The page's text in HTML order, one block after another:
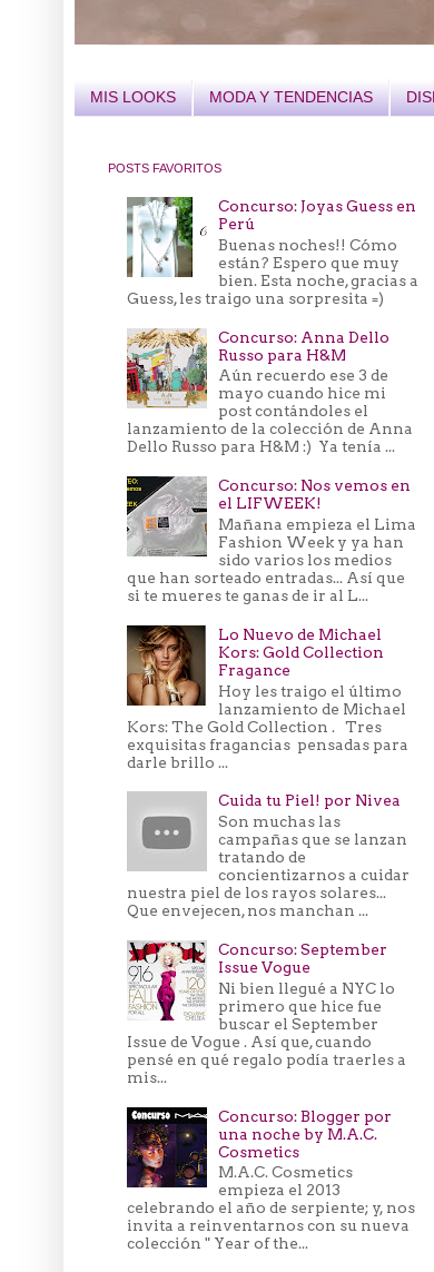
MIS LOOKS MODA Y TENDENCIAS
POSTS FAVORITOS
Concurso: Joyas Guess en
Perú
Buenas noches!! Cómo
están? Espero que muy
bien. Esta noche, gracias a
Guess, les traigo una sorpresita =)
Concurso: Anna Dello
Russo para H&M
Aún recuerdo ese 3 de
mayo cuando hice mi
post contándoles el
lanzamiento de la colección de Anna
Dello Russo para H&M :) Ya tenía ...
Concurso: Nos vemos en
el LIFWEEK!
Mañana empieza el Lima
Fashion Week y ya han
sido varios los medios
que han sorteado entradas... Así que
si te mueres te ganas de ir al L...
Lo Nuevo de Michael
Kors: Gold Collection
Fragance
Hoy les traigo el último
lanzamiento de Michael
Kors: The Gold Collection . Tres
exquisitas fragancias pensadas para
darle brillo ...
Cuida tu Piel! por Nivea
Son muchas las
campañas que se lanzan
tratando de
concientizarnos a cuidar
nuestra piel de los rayos solares...
Que envejecen, nos manchan ...
Concurso: September
Issue Vogue
Ni bien llegué a NYC lo
primero que hice fue
buscar el September
Issue de Vogue . Así que, cuando
pensé en qué regalo podía traerles a
mis...
Concurso: Blogger por
una noche by M.A.C.
Cosmetics
M.A.C. Cosmetics
empieza el 2013
celebrando el año de serpiente; y, nos
invita a reinventarnos con su nueva
colección " Year of the...